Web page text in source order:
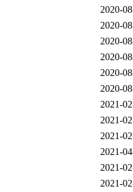
2020-
2020-
2020-
2020-
2020-
2020-
2021-
2021-
2021-
2021-
2021-
2021-